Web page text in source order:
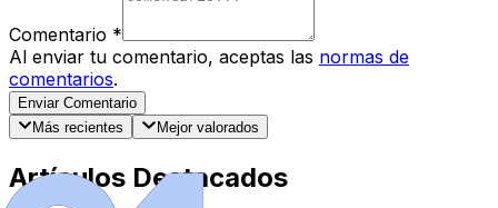
Comentario *
Al enviar tu comentario, aceptas las normas de
comentarios.
Enviar Comentario
Más recientes
Mejor valorados
Artículos Destacados